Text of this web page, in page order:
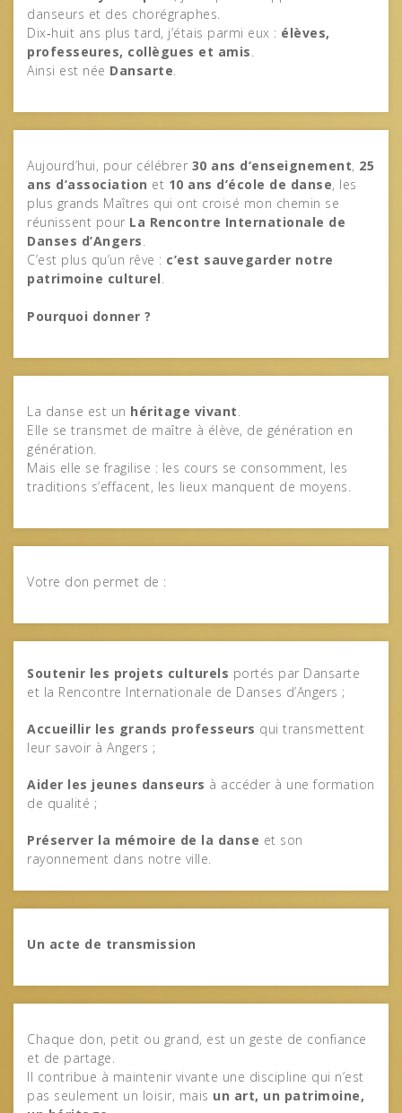
danseurs et des chorégraphes.
Dix‑huit ans plus tard, j’étais parmi eux : élèves,
professeures, collègues et amis.
Ainsi est née Dansarte.
Aujourd’hui, pour célébrer 30 ans d’enseignement, 25
ans d’association et 10 ans d’école de danse, les
plus grands Maîtres qui ont croisé mon chemin se
réunissent pour La Rencontre Internationale de
Danses d’Angers.
C’est plus qu’un rêve : c’est sauvegarder notre
patrimoine culturel.
Pourquoi donner ?
La danse est un héritage vivant.
Elle se transmet de maître à élève, de génération en
génération.
Mais elle se fragilise : les cours se consomment, les
traditions s’effacent, les lieux manquent de moyens.
Votre don permet de :
Soutenir les projets culturels portés par Dansarte
et la Rencontre Internationale de Danses d’Angers ;
Accueillir les grands professeurs qui transmettent
leur savoir à Angers ;
Aider les jeunes danseurs à accéder à une formation
de qualité ;
Préserver la mémoire de la danse et son
rayonnement dans notre ville.
Un acte de transmission
Chaque don, petit ou grand, est un geste de confiance
et de partage.
Il contribue à maintenir vivante une discipline qui n’est
pas seulement un loisir, mais un art, un patrimoine,